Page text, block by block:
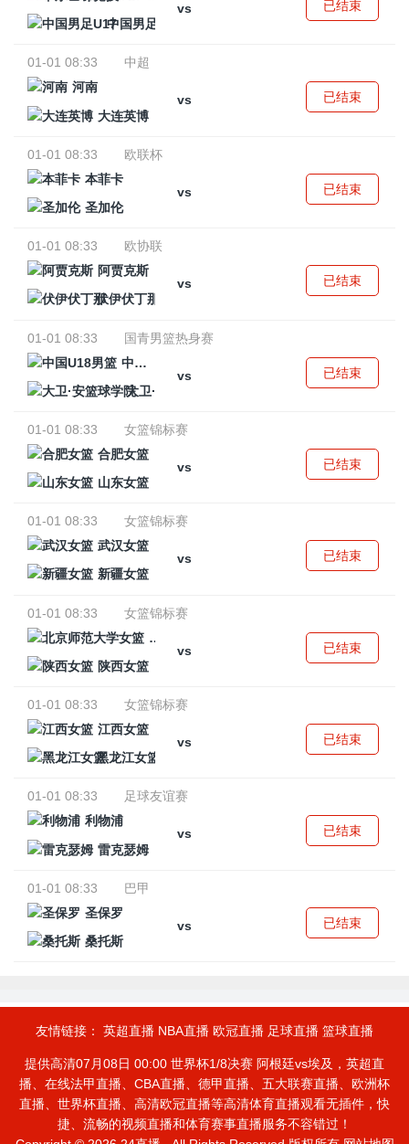
vs
中国男足U17
已结束
01-01 08:33
中超
河南
vs
大连英博
已结束
01-01 08:33
欧联杯
本菲卡
vs
圣加伦
已结束
01-01 08:33
欧协联
阿贾克斯
vs
伏伊伏丁那
已结束
01-01 08:33
国青男篮热身赛
中国U18男篮
vs
大卫·安篮球学院
已结束
01-01 08:33
女篮锦标赛
合肥女篮
vs
山东女篮
已结束
01-01 08:33
女篮锦标赛
武汉女篮
vs
新疆女篮
已结束
01-01 08:33
女篮锦标赛
北京师范大学女篮
vs
陕西女篮
已结束
01-01 08:33
女篮锦标赛
江西女篮
vs
黑龙江女篮
已结束
01-01 08:33
足球友谊赛
利物浦
vs
雷克瑟姆
已结束
01-01 08:33
巴甲
圣保罗
vs
桑托斯
已结束
友情链接： 英超直播 NBA直播 欧冠直播 足球直播 篮球直播
提供高清07月08日 00:00 世界杯1/8决赛 阿根廷vs埃及，英超直
播、在线法甲直播、CBA直播、德甲直播、五大联赛直播、欧洲杯
直播、世界杯直播、高清欧冠直播等高清体育直播观看无插件，快
捷、流畅的视频直播和体育赛事直播服务不容错过！